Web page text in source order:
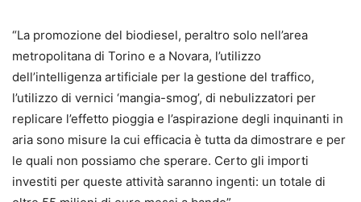
“La promozione del biodiesel, peraltro solo nell’area
metropolitana di Torino e a Novara, l’utilizzo
dell’intelligenza artificiale per la gestione del traffico,
l’utilizzo di vernici ‘mangia-smog’, di nebulizzatori per
replicare l’effetto pioggia e l’aspirazione degli inquinanti in
aria sono misure la cui efficacia è tutta da dimostrare e per
le quali non possiamo che sperare. Certo gli importi
investiti per queste attività saranno ingenti: un totale di